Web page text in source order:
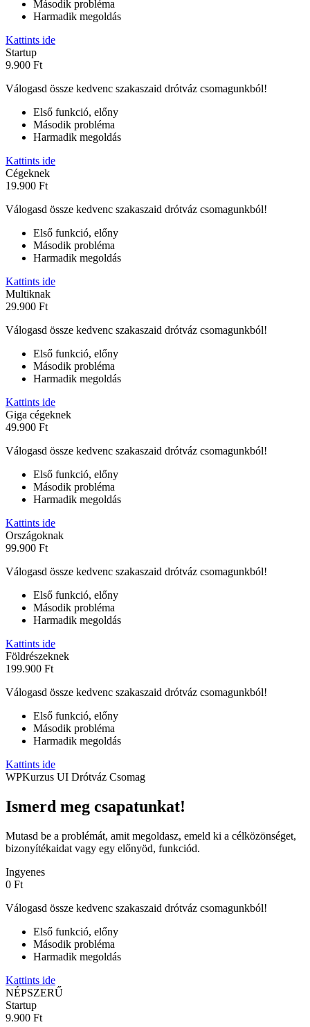
Második probléma
Harmadik megoldás
Kattints ide
Startup
9.900 Ft
Válogasd össze kedvenc szakaszaid drótváz csomagunkból!
Első funkció, előny
Második probléma
Harmadik megoldás
Kattints ide
Cégeknek
19.900 Ft
Válogasd össze kedvenc szakaszaid drótváz csomagunkból!
Első funkció, előny
Második probléma
Harmadik megoldás
Kattints ide
Multiknak
29.900 Ft
Válogasd össze kedvenc szakaszaid drótváz csomagunkból!
Első funkció, előny
Második probléma
Harmadik megoldás
Kattints ide
Giga cégeknek
49.900 Ft
Válogasd össze kedvenc szakaszaid drótváz csomagunkból!
Első funkció, előny
Második probléma
Harmadik megoldás
Kattints ide
Országoknak
99.900 Ft
Válogasd össze kedvenc szakaszaid drótváz csomagunkból!
Első funkció, előny
Második probléma
Harmadik megoldás
Kattints ide
Földrészeknek
199.900 Ft
Válogasd össze kedvenc szakaszaid drótváz csomagunkból!
Első funkció, előny
Második probléma
Harmadik megoldás
Kattints ide
WPKurzus UI Drótváz Csomag
Ismerd meg csapatunkat!
Mutasd be a problémát, amit megoldasz, emeld ki a célközönséget,
bizonyítékaidat vagy egy előnyöd, funkciód.
Ingyenes
0 Ft
Válogasd össze kedvenc szakaszaid drótváz csomagunkból!
Első funkció, előny
Második probléma
Harmadik megoldás
Kattints ide
NÉPSZERŰ
Startup
9.900 Ft